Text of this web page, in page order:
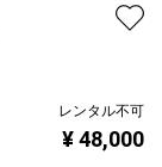
レンタル不可
¥ 48,000